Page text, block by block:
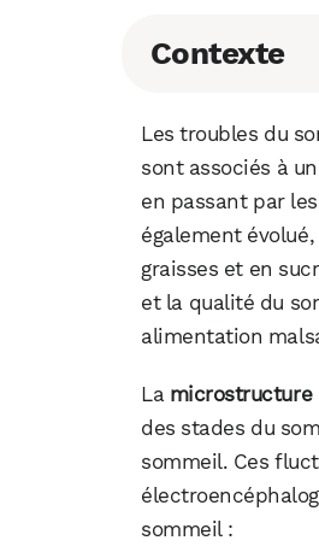
Contexte
Les troubles du
sont associés à
en passant par
également
graisses et en
et la qualité du
alimentation
La microstructure
des stades du
sommeil. Ces
sommeil :